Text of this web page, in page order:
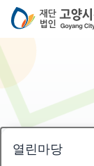
열린마당